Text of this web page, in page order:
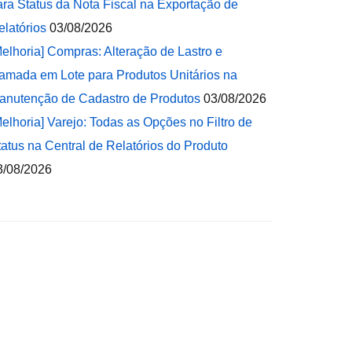
Status da Nota Fiscal na Exportação de
03/08/2026
Compras: Alteração de Lastro e
em Lote para Produtos Unitários na
de Cadastro de Produtos 03/08/2026
Varejo: Todas as Opções no Filtro de
na Central de Relatórios do Produto
08/2026